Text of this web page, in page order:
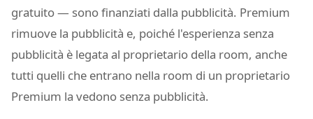
gratuito — sono finanziati dalla pubblicità. Premium
rimuove la pubblicità e, poiché l'esperienza senza
pubblicità è legata al proprietario della room, anche
tutti quelli che entrano nella room di un proprietario
Premium la vedono senza pubblicità.